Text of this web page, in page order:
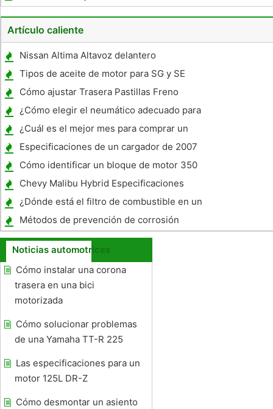
motocicleta
Artículo caliente
Nissan Altima Altavoz delantero
Instrucciones de eliminación
Tipos de aceite de motor para SG y SE
Cómo ajustar Trasera Pastillas Freno
¿Cómo elegir el neumático adecuado para
lugares con nieve del invierno
¿Cuál es el mejor mes para comprar un
coche nuevo?
Especificaciones de un cargador de 2007
de la abeja
Cómo identificar un bloque de motor 350
Chevy Malibu Hybrid Especificaciones
¿Dónde está el filtro de combustible en un
CRX ?
Métodos de prevención de corrosión
Noticias automotrices
Cómo instalar una corona
trasera en una bici
motorizada
Cómo solucionar problemas
de una Yamaha TT-R 225
Las especificaciones para un
motor 125L DR-Z
Cómo desmontar un asiento